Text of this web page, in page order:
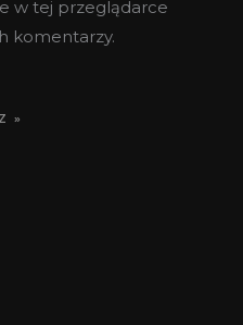
w tej przeglądarce
komentarzy.